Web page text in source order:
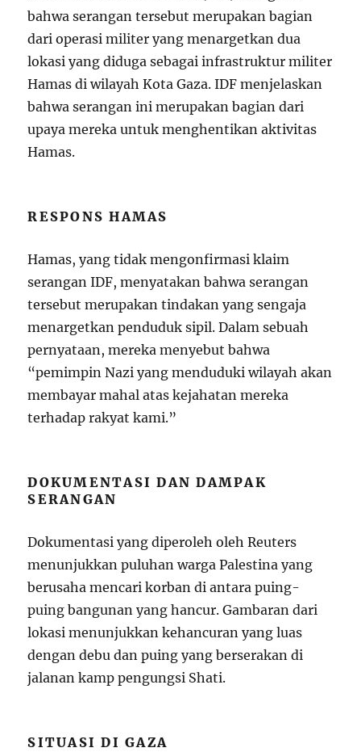
bahwa serangan tersebut merupakan bagian
dari operasi militer yang menargetkan dua
lokasi yang diduga sebagai infrastruktur militer
Hamas di wilayah Kota Gaza. IDF menjelaskan
bahwa serangan ini merupakan bagian dari
upaya mereka untuk menghentikan aktivitas
Hamas.
RESPONS HAMAS
Hamas, yang tidak mengonfirmasi klaim
serangan IDF, menyatakan bahwa serangan
tersebut merupakan tindakan yang sengaja
menargetkan penduduk sipil. Dalam sebuah
pernyataan, mereka menyebut bahwa
“pemimpin Nazi yang menduduki wilayah akan
membayar mahal atas kejahatan mereka
terhadap rakyat kami.”
DOKUMENTASI DAN DAMPAK
SERANGAN
Dokumentasi yang diperoleh oleh Reuters
menunjukkan puluhan warga Palestina yang
berusaha mencari korban di antara puing-
puing bangunan yang hancur. Gambaran dari
lokasi menunjukkan kehancuran yang luas
dengan debu dan puing yang berserakan di
jalanan kamp pengungsi Shati.
SITUASI DI GAZA